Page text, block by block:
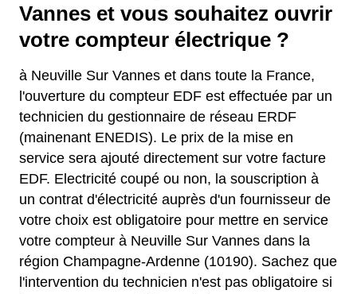
Vannes et vous souhaitez ouvrir
votre compteur électrique ?
à Neuville Sur Vannes et dans toute la France,
l'ouverture du compteur EDF est effectuée par un
technicien du gestionnaire de réseau ERDF
(mainenant ENEDIS). Le prix de la mise en
service sera ajouté directement sur votre facture
EDF. Electricité coupé ou non, la souscription à
un contrat d'électricité auprès d'un fournisseur de
votre choix est obligatoire pour mettre en service
votre compteur à Neuville Sur Vannes dans la
région Champagne-Ardenne (10190). Sachez que
l'intervention du technicien n'est pas obligatoire si